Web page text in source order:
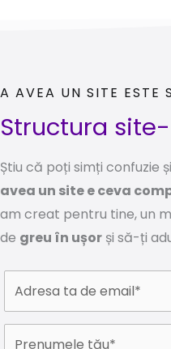
A AVEA UN SITE ESTE
Structura
Știu că poți simți confuzie
avea un site e ceva
am creat pentru tine, un
de greu în ușor și să-ți